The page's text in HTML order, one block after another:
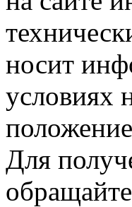
носит
условиях
Для